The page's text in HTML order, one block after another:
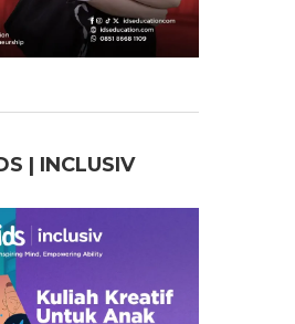
| INCLUSIV